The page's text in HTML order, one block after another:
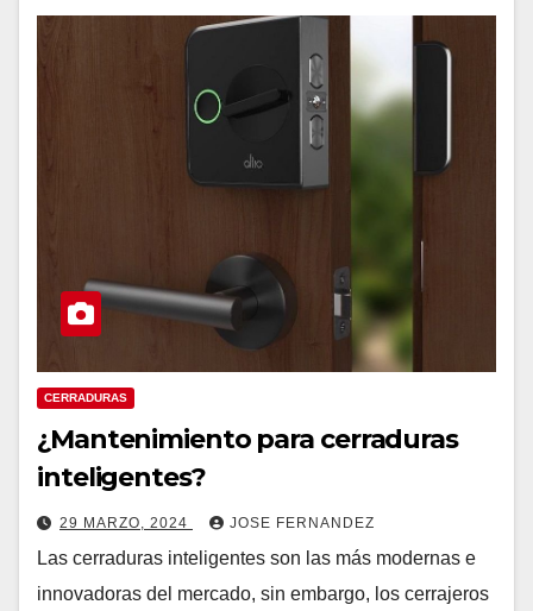
CERRADURAS
¿Mantenimiento para cerraduras
inteligentes?
29 MARZO, 2024 JOSE FERNANDEZ
Las cerraduras inteligentes son las más modernas e
innovadoras del mercado, sin embargo, los cerrajeros